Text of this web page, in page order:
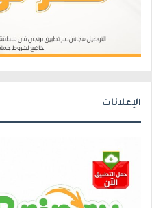
الإعلانات